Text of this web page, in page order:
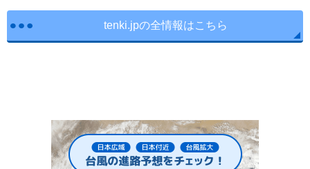
tenki.jpの全情報はこちら